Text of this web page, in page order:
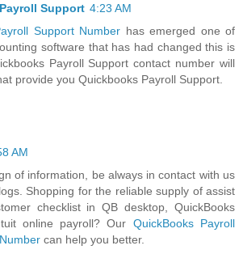
Support 4:23 AM
Support Number has emerged one of
software that has had changed this is
Payroll Support contact number will
provide you Quickbooks Payroll Support.
AM
of information, be always in contact with us
Shopping for the reliable supply of assist
checklist in QB desktop, QuickBooks
online payroll? Our QuickBooks Payroll
can help you better.